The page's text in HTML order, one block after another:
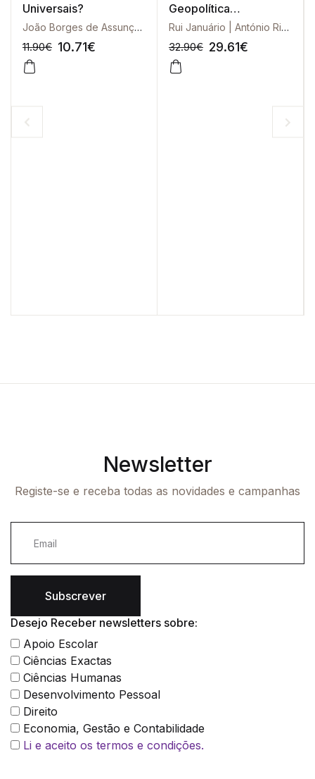
Universais?
João Borges de Assunção | Desidério Murcho | Sérgio Lessa | Vicente Paulino
11.90€ 10.71€
-10%
Geopolítica
Internacional, A
Rui Januário | António Ribeiro Gameiro
32.90€ 29.61€
Newsletter
Registe-se e receba todas as novidades e campanhas
Subscrever
Desejo Receber newsletters sobre:
Apoio Escolar
Ciências Exactas
Ciências Humanas
Desenvolvimento Pessoal
Direito
Economia, Gestão e Contabilidade
Li e aceito os termos e condições.